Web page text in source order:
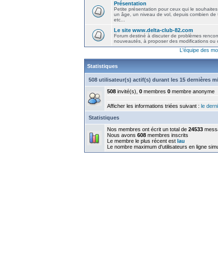
Présentation
Petite présentation pour ceux qui le
un âge, un niveau de vol, depuis combien de
etc...
Le site www.delta-club-82.com
Forum destiné à discuter de problèmes
nouveautés, à proposer des modifications ou
L'équipe des
Statistiques
508 utilisateur(s) actif(s) durant les 15 dernières
508 invité(s), 0 membres 0 membre anonyme
Afficher les informations triées suivant : le
Statistiques
Nos membres ont écrit un total de 24533
Nous avons 608 membres inscrits
Le membre le plus récent est lau
Le nombre maximum d'utilisateurs en ligne